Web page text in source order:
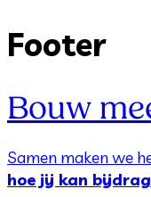
Footer
Bouw
Samen maken we
hoe jij kan